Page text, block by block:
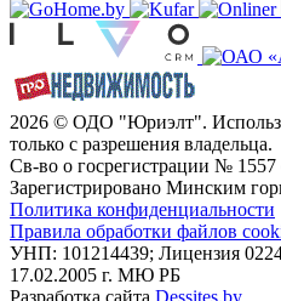
2026 © ОДО "Юриэлт".
только с разрешения владельца.
Св-во о госрегистрации № 1557
Зарегистрировано Минским
Политика конфиденциальности
Правила обработки файлов
УНП: 101214439; Лицензия
17.02.2005 г. МЮ РБ